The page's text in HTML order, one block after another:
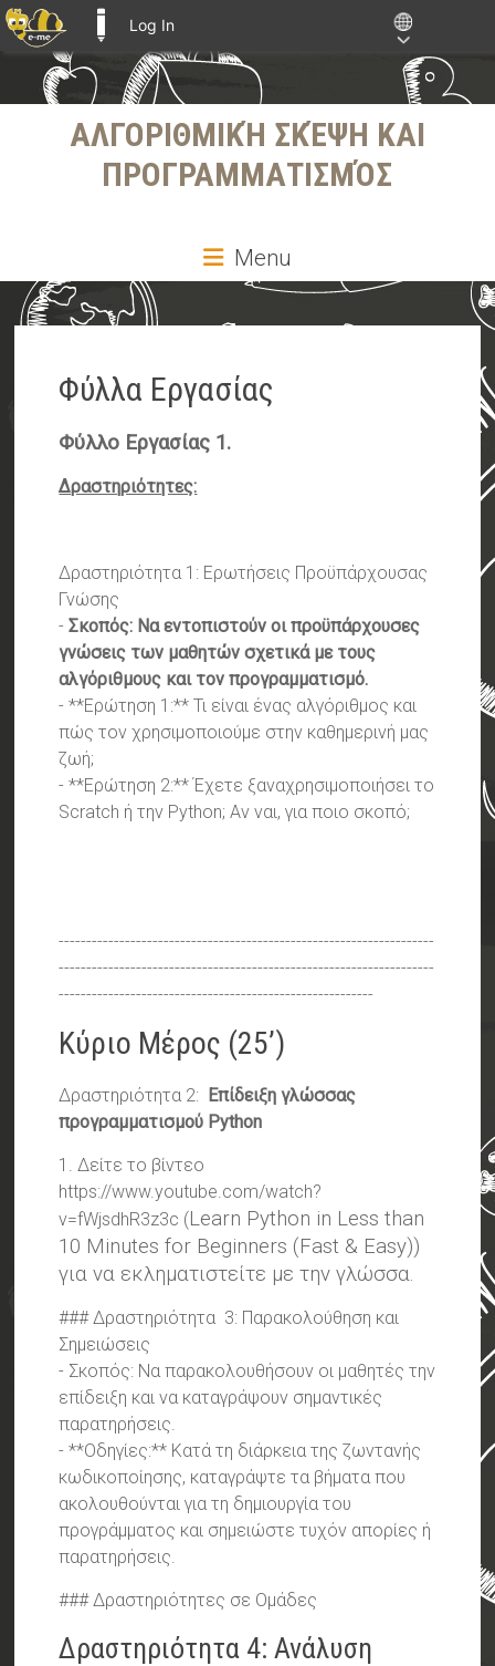
Log In
ΑΛΓΟΡΙΘΜΙΚΉ ΣΚΈΨΗ ΚΑΙ
ΠΡΟΓΡΑΜΜΑΤΙΣΜΌΣ
Menu
Φύλλα Εργασίας
Φύλλο Εργασίας 1.
Δραστηριότητες:
Δραστηριότητα 1: Ερωτήσεις Προϋπάρχουσας
Γνώσης
- Σκοπός: Να εντοπιστούν οι προϋπάρχουσες
γνώσεις των μαθητών σχετικά με τους
αλγόριθμους και τον προγραμματισμό.
- **Ερώτηση 1:** Τι είναι ένας αλγόριθμος και
πώς τον χρησιμοποιούμε στην καθημερινή μας
ζωή;
- **Ερώτηση 2:** Έχετε ξαναχρησιμοποιήσει το
Scratch ή την Python; Αν ναι, για ποιο σκοπό;
--------------------------------------------------------------------
--------------------------------------------------------------------
---------------------------------------------------------
Κύριο Μέρος (25’)
Δραστηριότητα 2: Επίδειξη γλώσσας
προγραμματισμού Python
1. Δείτε το βίντεο
https://www.youtube.com/watch?
v=fWjsdhR3z3c (Learn Python in Less than
10 Minutes for Beginners (Fast & Easy))
για να εκληματιστείτε με την γλώσσα.
### Δραστηριότητα 3: Παρακολούθηση και
Σημειώσεις
- Σκοπός: Να παρακολουθήσουν οι μαθητές την
επίδειξη και να καταγράψουν σημαντικές
παρατηρήσεις.
- **Οδηγίες:** Κατά τη διάρκεια της ζωντανής
κωδικοποίησης, καταγράψτε τα βήματα που
ακολουθούνται για τη δημιουργία του
προγράμματος και σημειώστε τυχόν απορίες ή
παρατηρήσεις.
### Δραστηριότητες σε Ομάδες
Δραστηριότητα 4: Ανάλυση